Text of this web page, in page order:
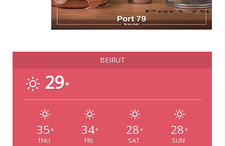
BEIRUT
29°
35 °
THU
34°
FRI
28 °
SAT
28 °
SUN